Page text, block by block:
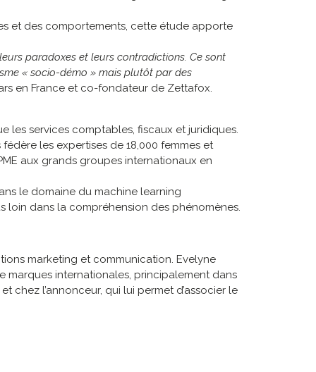
et des comportements, cette étude apporte
paradoxes et leurs contradictions. Ce sont
« socio-démo » mais plutôt par des
en France et co-fondateur de Zettafox.
les services comptables, fiscaux et juridiques.
les expertises de 18,000 femmes et
aux grands groupes internationaux en
le domaine du machine learning
loin dans la compréhension des phénomènes.
marketing et communication. Evelyne
marques internationales, principalement dans
chez l’annonceur, qui lui permet d’associer le